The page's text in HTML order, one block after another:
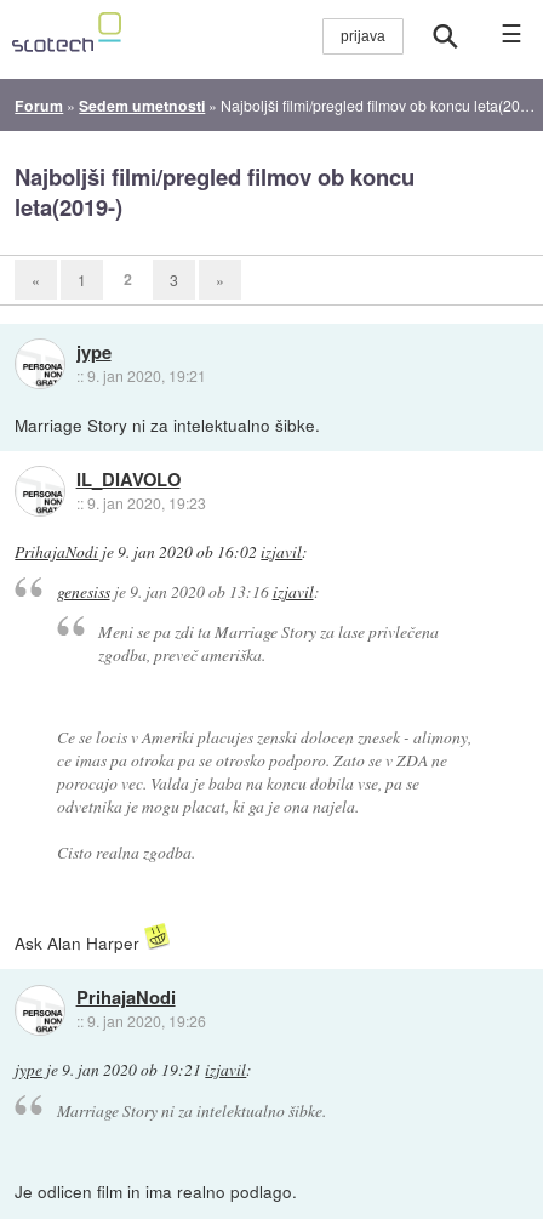
☰
Forum »Sedem umetnosti » Najboljši filmi/pregled filmov ob koncu leta(2019-)
Najboljši filmi/pregled filmov ob koncu
leta(2019-)
« 1 2 3 »
jype
::9. jan 2020, 19:21
Marriage Story ni za intelektualno šibke.
IL_DIAVOLO
::9. jan 2020, 19:23
PrihajaNodi je9. jan 2020 ob 16:02 izjavil:
genesissje9. jan 2020 ob 13:16izjavil:
Meni se pa zdi ta Marriage Story za lase privlečena
zgodba, preveč ameriška.
Ce se locis v Ameriki placujes zenski dolocen znesek - alimony,
ce imas pa otroka pa se otrosko podporo. Zato se v ZDA ne
porocajo vec. Valda je baba na koncu dobila vse, pa se
odvetnika je mogu placat, ki ga je ona najela.
Cisto realna zgodba.
Ask Alan Harper
PrihajaNodi
::9. jan 2020, 19:26
jype je9. jan 2020 ob 19:21 izjavil:
Marriage Story ni za intelektualno šibke.
Je odlicen film in ima realno podlago.